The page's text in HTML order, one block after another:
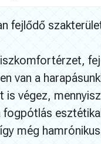
fejlődő
a
is végez,
még